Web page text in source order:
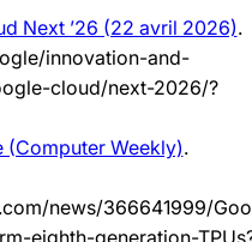
Next ’26 (22 avril 2026).
innovation-and-
cloud/next-2026/?
(Computer Weekly).
news/366641999/
eighth-generation-